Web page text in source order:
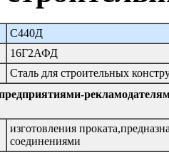
С440Д
16Г2АФД
Сталь для строительных
изготовления
соединениями